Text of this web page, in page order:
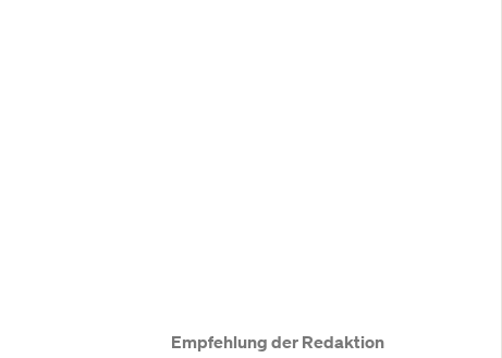
Empfehlung der Redaktion